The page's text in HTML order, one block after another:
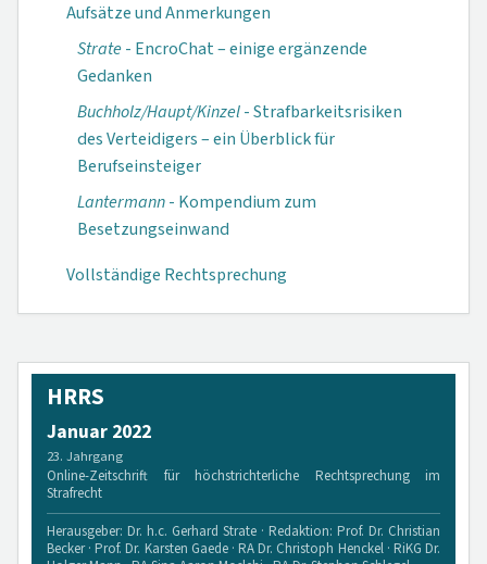
Aufsätze und Anmerkungen
Strate- EncroChat – einige ergänzende
Gedanken
Buchholz/Haupt/Kinzel- Strafbarkeitsrisiken
des Verteidigers – ein Überblick für
Berufseinsteiger
Lantermann- Kompendium zum
Besetzungseinwand
Vollständige Rechtsprechung
HRRS
Januar 2022
23. Jahrgang
Online-Zeitschrift für höchstrichterliche Rechtsprechung im
Strafrecht
Herausgeber: Dr. h.c. Gerhard Strate · Redaktion: Prof. Dr. Christian
Becker · Prof. Dr. Karsten Gaede · RA Dr. Christoph Henckel · RiKG Dr.